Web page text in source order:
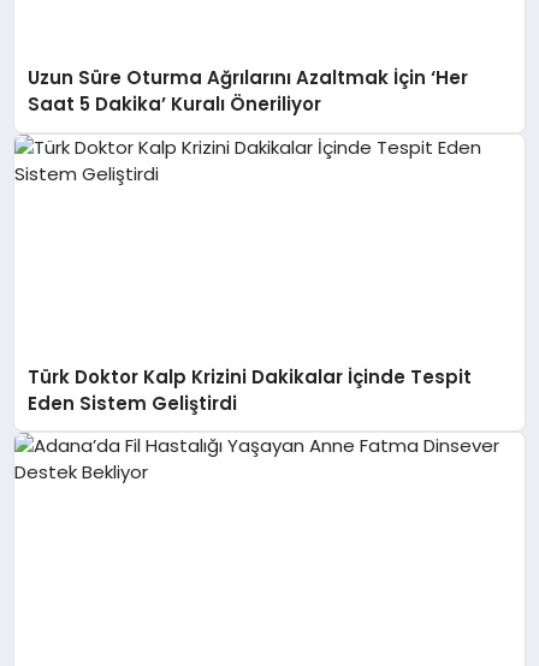
Uzun Süre Oturma Ağrılarını Azaltmak İçin ‘Her
Saat 5 Dakika’ Kuralı Öneriliyor
Türk Doktor Kalp Krizini Dakikalar İçinde Tespit
Eden Sistem Geliştirdi